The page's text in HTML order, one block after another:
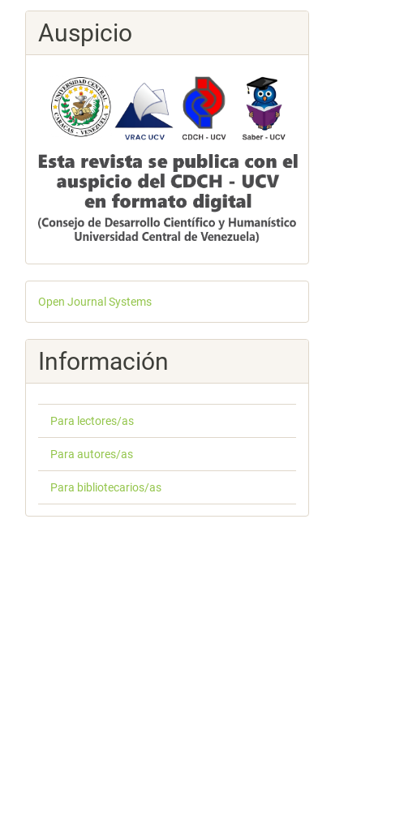
Auspicio
Desarrollado
por
Open Journal Systems
Información
Para lectores/as
Para autores/as
Para bibliotecarios/as